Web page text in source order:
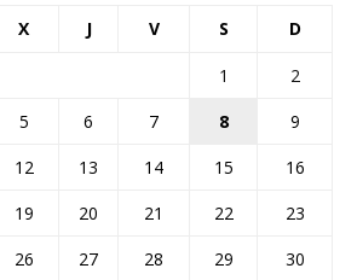
X J V S D
1
2
5 6 7 8
9
12 13 14 15
16
19 20 21 22
23
26 27 28 29
30